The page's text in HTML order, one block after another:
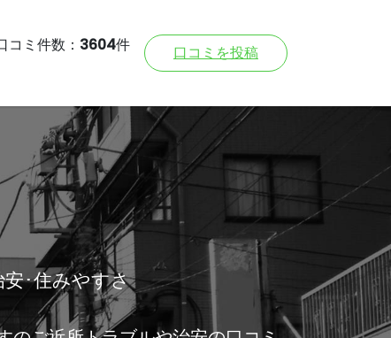
コミ件数： 3604件 口コミを投稿
安･住みやすさ